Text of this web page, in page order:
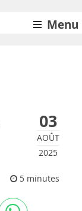
Menu
03
AOÛT
2025
5 minutes